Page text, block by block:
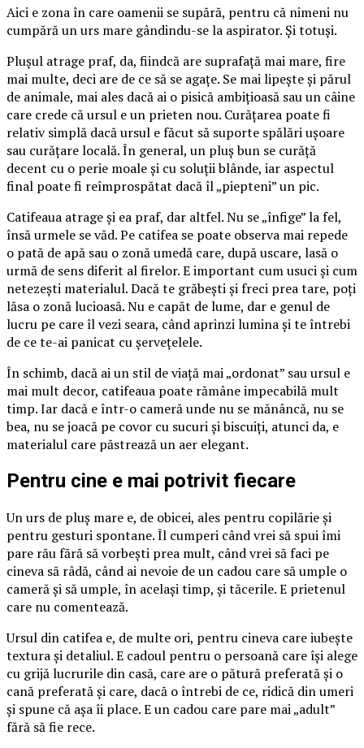
Aici e zona în care oamenii se supără, pentru că nimeni nu
cumpără un urs mare gândindu-se la aspirator. Și totuși.
Plușul atrage praf, da, fiindcă are suprafață mai mare, fire
mai multe, deci are de ce să se agațe. Se mai lipește și părul
de animale, mai ales dacă ai o pisică ambițioasă sau un câine
care crede că ursul e un prieten nou. Curățarea poate fi
relativ simplă dacă ursul e făcut să suporte spălări ușoare
sau curățare locală. În general, un pluș bun se curăță
decent cu o perie moale și cu soluții blânde, iar aspectul
final poate fi reîmprospătat dacă îl „piepteni” un pic.
Catifeaua atrage și ea praf, dar altfel. Nu se „înfige” la fel,
însă urmele se văd. Pe catifea se poate observa mai repede
o pată de apă sau o zonă umedă care, după uscare, lasă o
urmă de sens diferit al firelor. E important cum usuci și cum
netezești materialul. Dacă te grăbești și freci prea tare, poți
lăsa o zonă lucioasă. Nu e capăt de lume, dar e genul de
lucru pe care îl vezi seara, când aprinzi lumina și te întrebi
de ce te-ai panicat cu șervețelele.
În schimb, dacă ai un stil de viață mai „ordonat” sau ursul e
mai mult decor, catifeaua poate rămâne impecabilă mult
timp. Iar dacă e într-o cameră unde nu se mănâncă, nu se
bea, nu se joacă pe covor cu sucuri și biscuiți, atunci da, e
materialul care păstrează un aer elegant.
Pentru cine e mai potrivit fiecare
Un urs de pluș mare e, de obicei, ales pentru copilărie și
pentru gesturi spontane. Îl cumperi când vrei să spui îmi
pare rău fără să vorbești prea mult, când vrei să faci pe
cineva să râdă, când ai nevoie de un cadou care să umple o
cameră și să umple, în același timp, și tăcerile. E prietenul
care nu comentează.
Ursul din catifea e, de multe ori, pentru cineva care iubește
textura și detaliul. E cadoul pentru o persoană care își alege
cu grijă lucrurile din casă, care are o pătură preferată și o
cană preferată și care, dacă o întrebi de ce, ridică din umeri
și spune că așa îi place. E un cadou care pare mai „adult”
fără să fie rece.